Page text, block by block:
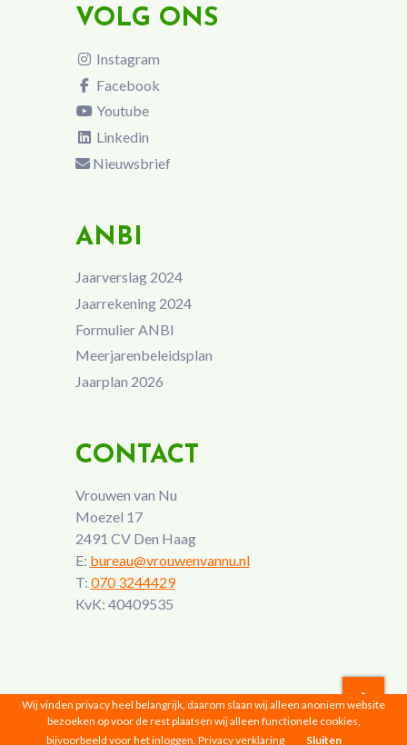
VOLG ONS
Instagram
Facebook
Youtube
Linkedin
Nieuwsbrief
ANBI
Jaarverslag 2024
Jaarrekening 2024
Formulier ANBI
Meerjarenbeleidsplan
Jaarplan 2026
CONTACT
Vrouwen van Nu
Moezel 17
2491 CV Den Haag
E: bureau@vrouwenvannu.nl
T: 070 3244429
KvK: 40409535
Vrouwen van Nu © 2026 |Privacyverklaring
Wij vinden privacy heel belangrijk, daarom slaan wij alleen anoniem website
bezoeken op voor de rest plaatsen wij alleen functionele cookies,
bijvoorbeeld voor het inloggen. Privacy verklaring Sluiten